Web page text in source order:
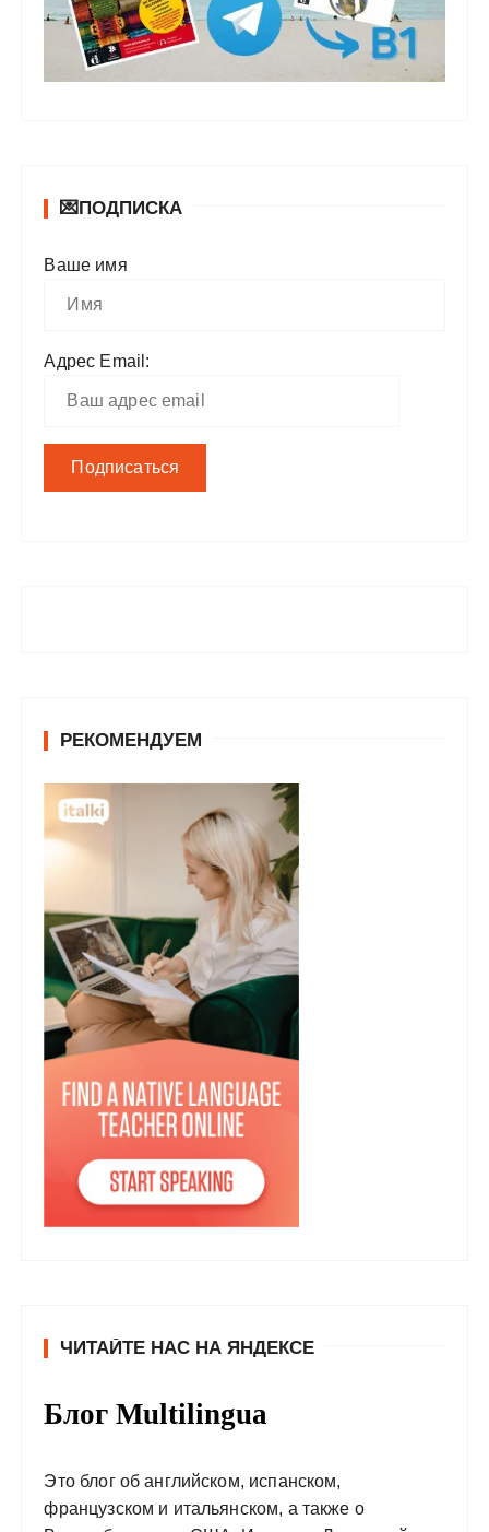
💌ПОДПИСКА
Ваше имя
Адрес Email:
РЕКОМЕНДУЕМ
ЧИТАЙТЕ НАС НА ЯНДЕКСЕ
Блог Multilingua
Это блог об английском, испанском,
французском и итальянском, а также о